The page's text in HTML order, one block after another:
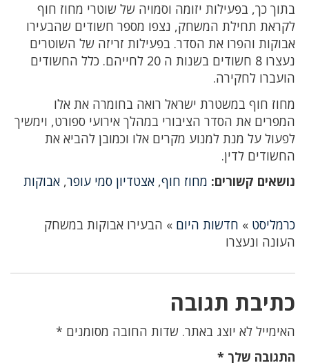
בתוך כך, בפעילות יזומה וסמויה של שוטרי מחוז חוף
לקראת תחילת המשחק, נצפו מספר חשודים שהבעירו
אבוקות והפרו את הסדר. בפעילות זריזה של השוטרים
נעצרו 8 חשודים בשנות ה 20 לחייהם. כלל החשודים
הועברו לחקירה.
מחוז חוף במשטרת ישראל רואה בחומרה את אלו
המפרים את הסדר הציבורי במהלך אירועי ספורט, וימשיך
לפעול על מנת למנוע מקרים אלו וכמובן להביא את
החשודים לדין.
נושאים קשורים: מחוז חוף, אצטדיון סמי עופר, אבוקות
כרמליסט » חדשות היום » הבעירו אבוקות במשחק
העונה ונעצרו
כתיבת תגובה
האימייל לא יוצג באתר. שדות החובה מסומנים *
התגובה שלך *